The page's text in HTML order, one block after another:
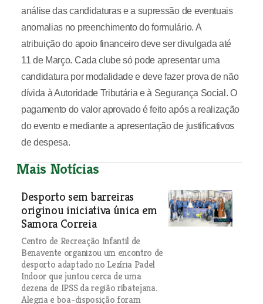
análise das candidaturas e a supressão de eventuais
anomalias no preenchimento do formulário. A
atribuição do apoio financeiro deve ser divulgada até
11 de Março. Cada clube só pode apresentar uma
candidatura por modalidade e deve fazer prova de não
dívida à Autoridade Tributária e à Segurança Social. O
pagamento do valor aprovado é feito após a realização
do evento e mediante a apresentação de justificativos
de despesa.
Mais Notícias
Desporto sem barreiras
originou iniciativa única em
Samora Correia
Centro de Recreação Infantil de
Benavente organizou um encontro de
desporto adaptado no Lezíria Padel
Indoor que juntou cerca de uma
dezena de IPSS da região ribatejana.
Alegria e boa-disposição foram